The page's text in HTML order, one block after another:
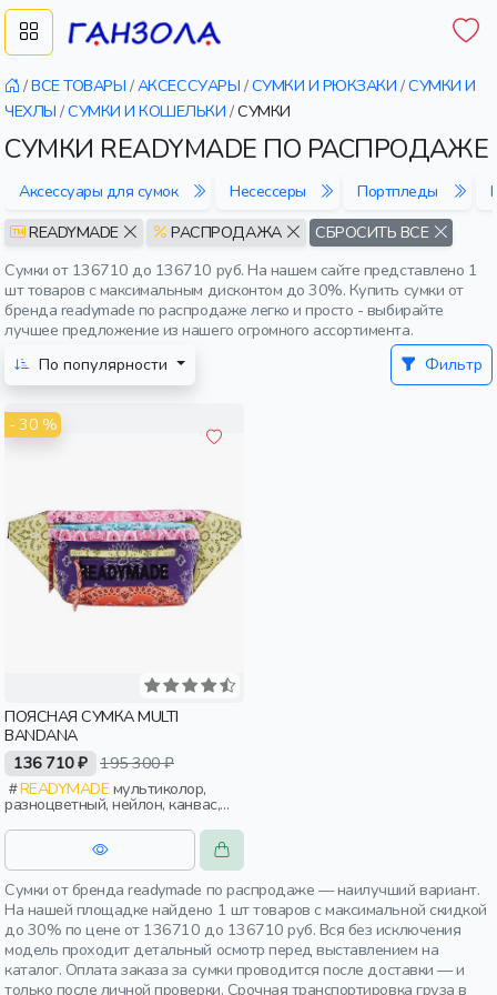
/ВСЕ ТОВАРЫ /АКСЕССУАРЫ /СУМКИ И РЮКЗАКИ /СУМКИ И
ЧЕХЛЫ /СУМКИ И КОШЕЛЬКИ /СУМКИ
СУМКИ READYMADE ПО РАСПРОДАЖЕ
Аксессуары для сумок Несессеры Портпледы
READYMADE
РАСПРОДАЖА
СБРОСИТЬ ВСЕ
Сумки от 136710 до 136710 руб. На нашем сайте представлено 1
шт товаров с максимальным дисконтом до 30%. Купить сумки от
бренда readymade по распродаже легко и просто - выбирайте
лучшее предложение из нашего огромного ассортимента.
По популярности
Фильтр
- 30 %
ПОЯСНАЯ СУМКА MULTI
BANDANA
136 710 ₽ 195 300 ₽
READYMADEмультиколор,
разноцветный, нейлон, канвас,
молния, принт, пояс, женщины,
мужчины, взрослые
Сумки от бренда readymade по распродаже — наилучший вариант.
На нашей площадке найдено 1 шт товаров с максимальной скидкой
до 30% по цене от 136710 до 136710 руб. Вся без исключения
модель проходит детальный осмотр перед выставлением на
каталог. Оплата заказа за сумки проводится после доставки — и
только после личной проверки. Срочная транспортировка груза в